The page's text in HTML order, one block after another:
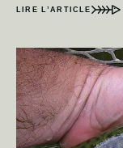
LIRE L’ARTICLE